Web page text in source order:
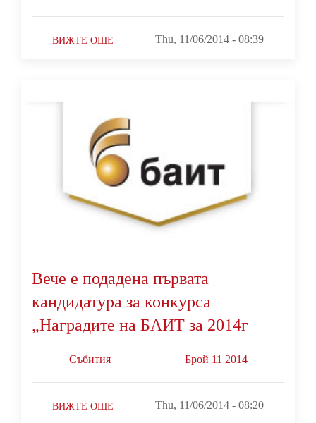
ВИЖТЕ ОЩЕ Thu, 11/06/2014 - 08:39
Вече е подадена първата
кандидатура за конкурса
„Наградите на БАИТ за 2014г
Събития Брой 11 2014
ВИЖТЕ ОЩЕ Thu, 11/06/2014 - 08:20